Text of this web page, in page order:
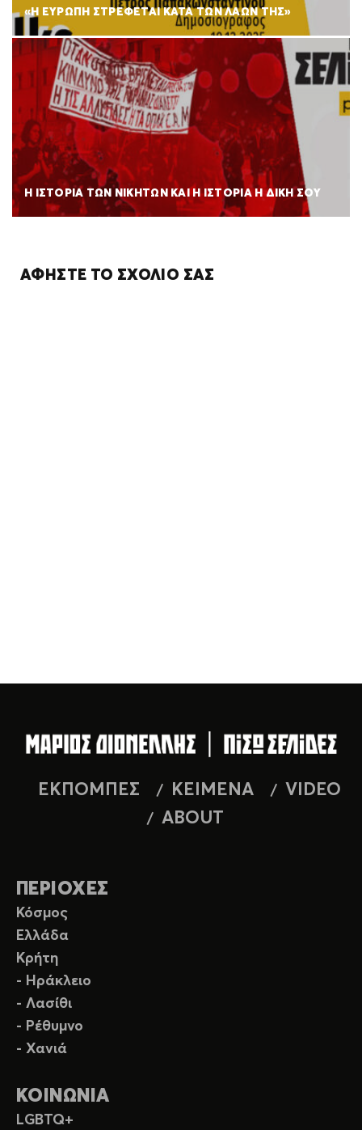
«Η ΕΥΡΩΠΗ ΣΤΡΕΦΕΤΑΙ ΚΑΤΑ ΤΩΝ ΛΑΩΝ ΤΗΣ»
Η ΙΣΤΟΡΙΑ ΤΩΝ ΝΙΚΗΤΩΝ ΚΑΙ Η ΙΣΤΟΡΙΑ Η ΔΙΚΗ ΣΟΥ
ΑΦΉΣΤΕ ΤΟ ΣΧΌΛΙΌ ΣΑΣ
ΕΚΠΟΜΠΕΣ ΚΕΙΜΕΝΑ
VIDEO
ABOUT
ΠΕΡΙΟΧΕΣ
Κόσμος
Ελλάδα
Κρήτη
- Ηράκλειο
- Λασίθι
- Ρέθυμνο
- Χανιά
ΚΟΙΝΩΝΙΑ
LGBTQ+